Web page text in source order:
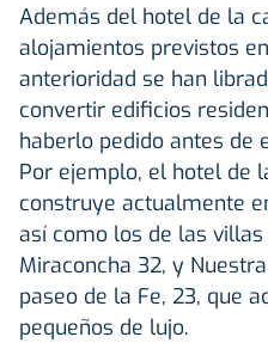
Además del hotel de la
alojamientos previstos
anterioridad se han
convertir edificios
haberlo pedido antes de
Por ejemplo, el hotel de
construye actualmente
así como los de las villas
Miraconcha 32, y
paseo de la Fe, 23, que
pequeños de lujo.